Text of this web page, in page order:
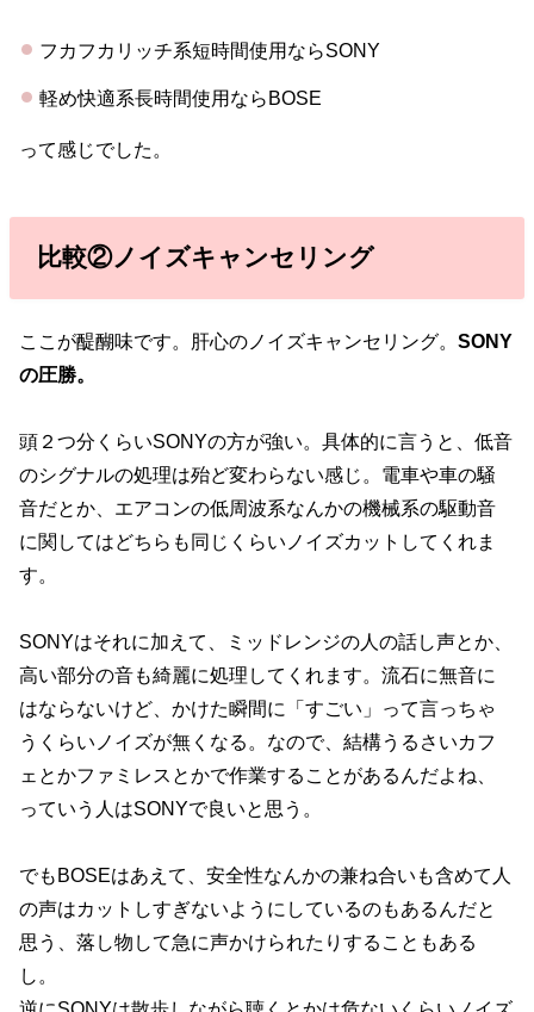
フカフカリッチ系短時間使用ならSONY
軽め快適系長時間使用ならBOSE
って感じでした。
比較②ノイズキャンセリング
ここが醍醐味です。肝心のノイズキャンセリング。SONY
の圧勝。
頭２つ分くらいSONYの方が強い。具体的に言うと、低音
のシグナルの処理は殆ど変わらない感じ。電車や車の騒
音だとか、エアコンの低周波系なんかの機械系の駆動音
に関してはどちらも同じくらいノイズカットしてくれま
す。
SONYはそれに加えて、ミッドレンジの人の話し声とか、
高い部分の音も綺麗に処理してくれます。流石に無音に
はならないけど、かけた瞬間に「すごい」って言っちゃ
うくらいノイズが無くなる。なので、結構うるさいカフ
ェとかファミレスとかで作業することがあるんだよね、
っていう人はSONYで良いと思う。
でもBOSEはあえて、安全性なんかの兼ね合いも含めて人
の声はカットしすぎないようにしているのもあるんだと
思う、落し物して急に声かけられたりすることもある
し。